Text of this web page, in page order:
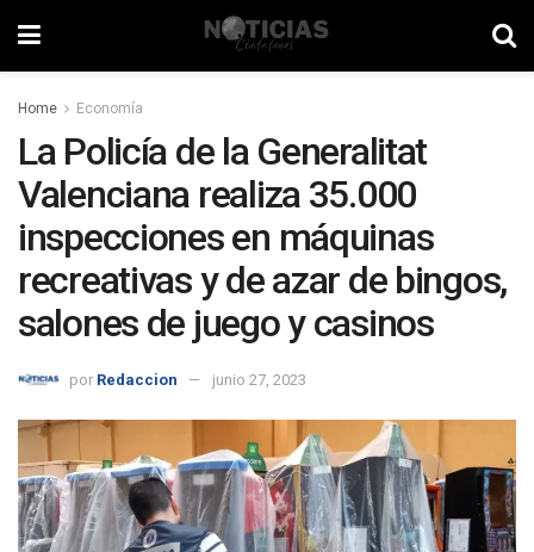
Home Economía
La Policía de la Generalitat
Valenciana realiza 35.000
inspecciones en máquinas
recreativas y de azar de bingos,
salones de juego y casinos
por Redaccion junio 27, 2023